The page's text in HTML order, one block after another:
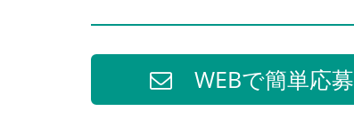
WEBで簡単応募